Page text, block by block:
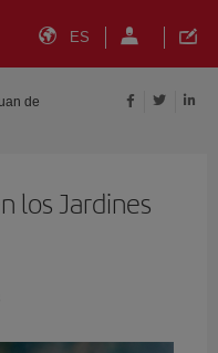
ES
de
los Jardines